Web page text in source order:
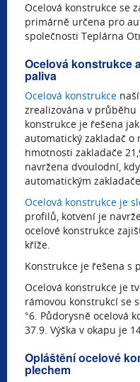
Ocelová konstrukce se
primárně určena pro
společnosti Teplárna
Ocelová konstrukce
paliva
Ocelová konstrukce
zrealizována v průběhu
konstrukce je řešena
automatický zakladač o
hmotnosti zakladače
navržena dvoulodní,
automatickým
Ocelová konstrukce je
profilů, kotvení je
ocelové konstrukce
kříže.
Konstrukce je řešena s
Ocelová konstrukce je
rámovou konstrukcí se
°6. Půdorysně ocelová
37.9. Výška v okapu je
Opláštění ocelové
plechem